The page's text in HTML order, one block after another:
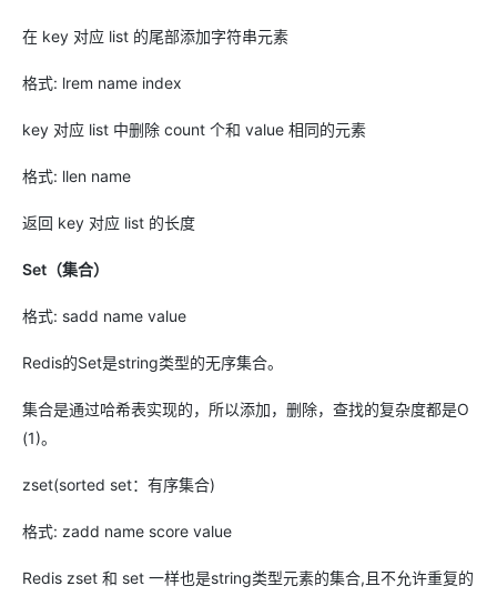
在 key 对应 list 的尾部添加字符串元素
格式: lrem name index
key 对应 list 中删除 count 个和 value 相同的元素
格式: llen name
返回 key 对应 list 的长度
Set（集合）
格式: sadd name value
Redis的Set是string类型的无序集合。
集合是通过哈希表实现的，所以添加，删除，查找的复杂度都是O
(1)。
zset(sorted set：有序集合)
格式: zadd name score value
Redis zset 和 set 一样也是string类型元素的集合,且不允许重复的